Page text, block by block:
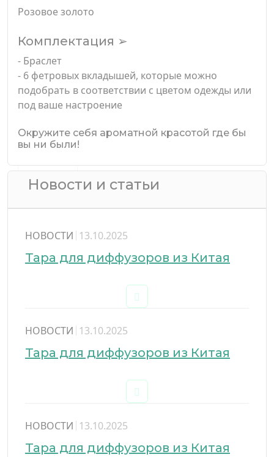
Розовое золото
Комплектация ➢
- Браслет
- 6 фетровых вкладышей, которые можно
подобрать в соответствии с цветом одежды или
под ваше настроение
Окружите себя ароматной красотой где бы
вы ни были!
Новости и статьи
НОВОСТИ 13.10.2025
Тара для диффузоров из Китая
НОВОСТИ 13.10.2025
Тара для диффузоров из Китая
НОВОСТИ 13.10.2025
Тара для диффузоров из Китая